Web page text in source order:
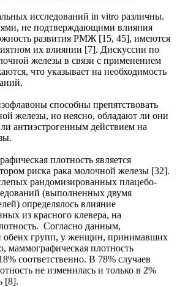
исследований in vitro различны.
не подтверждающими влияния
развития РМЖ [15, 45], имеются
их влиянии [7]. Дискуссии по
железы в связи с применением
что указывает на необходимость
способны препятствовать
железы, но неясно, обладают ли они
антиэстрогенным действием на
плотность является
риска рака молочной железы [32].
рандомизированных плацебо-
(выполненных двумя
определялось влияние
из красного клевера, на
Согласно данным,
групп, у женщин, принимавших
маммографическая плотность
соответственно. В 78% случаев
не изменилась и только в 2%
[8].